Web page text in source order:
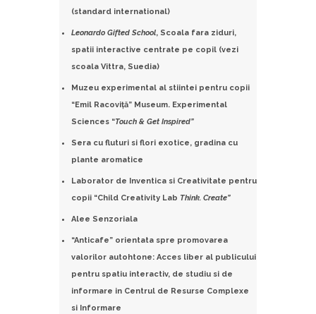
(standard international)
Leonardo Gifted School, Scoala fara ziduri,
spatii interactive centrate pe copil (vezi
scoala Vittra, Suedia)
Muzeu experimental al stiintei pentru copii
“Emil Racoviţă” Museum. Experimental
Sciences “Touch & Get Inspired”
Sera cu fluturi si flori exotice, gradina cu
plante aromatice
Laborator de Inventica si Creativitate pentru
copii “Child Creativity Lab Think. Create”
Alee Senzoriala
“Anticafe” orientata spre promovarea
valorilor autohtone: Acces liber al publicului
pentru spatiu interactiv, de studiu si de
informare in Centrul de Resurse Complexe
si Informare